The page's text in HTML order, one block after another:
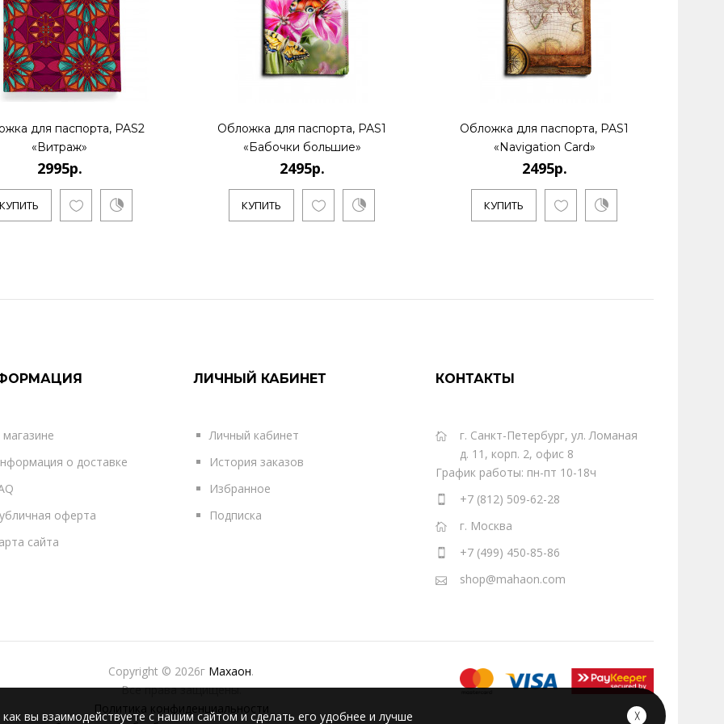
для паспорта, PAS2
«Витраж»
2995р.
КУПИТЬ
Обложка для паспорта, PAS1
«Бабочки большие»
2495р.
КУПИТЬ
Обложка для паспорта, PAS1
«Navigation Card»
2495р.
КУПИТЬ
о доставке
оферта
сайта
ЛИЧНЫЙ КАБИНЕТ
Личный кабинет
История заказов
Избранное
Подписка
КОНТАКТЫ
г. Санкт-Петербург, ул. Ломаная
д. 11, корп. 2, офис 8
График работы: пн-пт 10-18ч
+7 (812) 509-62-28
г. Москва
+7 (499) 450-85-86
shop@mahaon.com
Copyright © 2026г Махаон.
Все права защищены.
Политика конфиденциальности
вы взаимодействуете с нашим сайтом и сделать его удобнее и лучше ╳